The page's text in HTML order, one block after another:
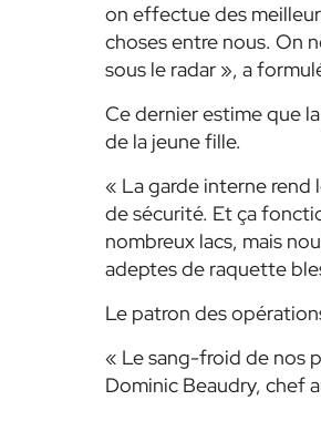
on effectue des
choses entre nous. On
sous le radar », a
Ce dernier estime que
de la jeune fille.
« La garde interne rend
de sécurité. Et ça
nombreux lacs, mais
adeptes de raquette
Le patron des
« Le sang-froid de nos
Dominic Beaudry, chef